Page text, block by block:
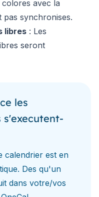
colores avec la
synchronises.
libres : Les
seront
les
s'executent-
calendrier est en
Des qu'un
dans votre/vos